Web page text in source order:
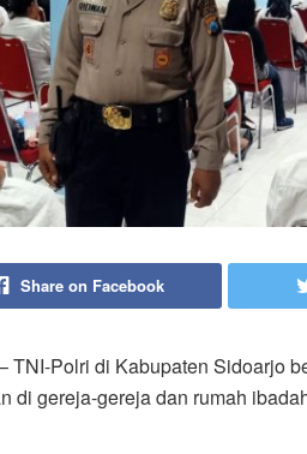
Share on Facebook
TNI-Polri di Kabupaten Sidoarjo
di gereja-gereja dan rumah